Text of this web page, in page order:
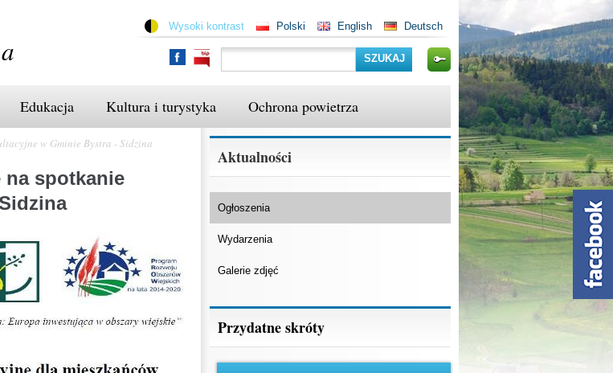
Polski English Deutsch
Wysoki kontrast
Szukaj
Edukacja Kultura i turystyka Ochrona powietrza
w Gminie Bystra - Sidzina
na spotkanie
Aktualności
Ogłoszenia
Wydarzenia
Galerie zdjęć
Przydatne skróty